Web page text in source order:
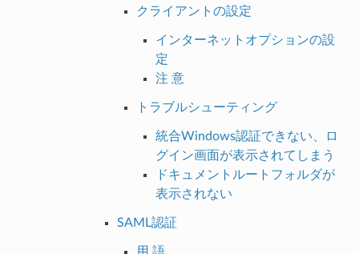
クライアントの設定
インターネットオプションの設
定
注 意
トラブルシューティング
統合Windows認証できない、ロ
グイン画面が表示されてしまう
ドキュメントルートフォルダが
表示されない
SAML認証